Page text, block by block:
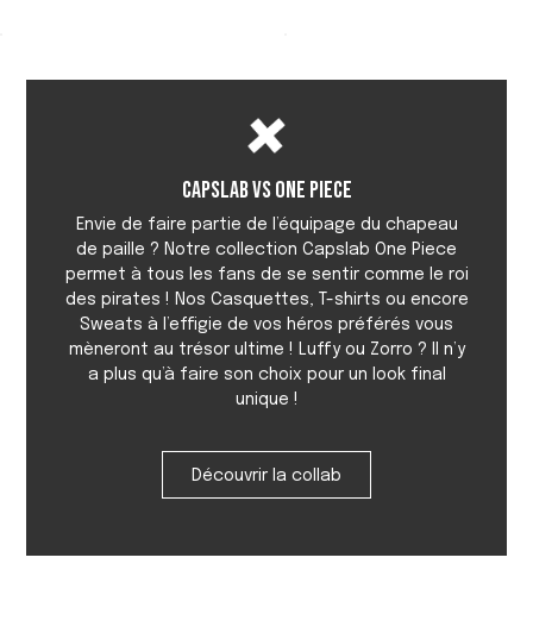
Capslab vs One Piece
Envie de faire partie de l’équipage du chapeau
de paille ? Notre collection Capslab One Piece
permet à tous les fans de se sentir comme le roi
des pirates ! Nos Casquettes, T-shirts ou encore
Sweats à l’effigie de vos héros préférés vous
mèneront au trésor ultime ! Luffy ou Zorro ? Il n’y
a plus qu’à faire son choix pour un look final
unique !
Découvrir la collab